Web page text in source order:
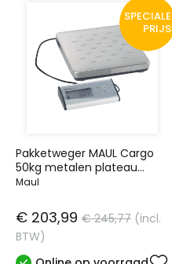
SPECIALE
PRIJS
Pakketweger MAUL Cargo
50kg metalen plateau
27x27cm + 9V batterij zilver
Maul
€ 203,99 € 245,77 (incl.
BTW)